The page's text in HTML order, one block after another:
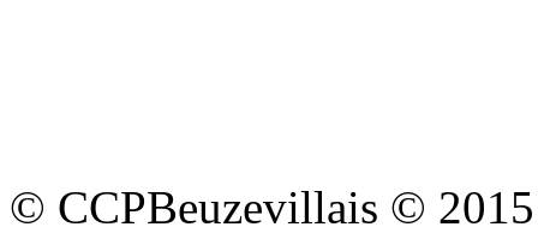
© CCPBeuzevillais © 2015